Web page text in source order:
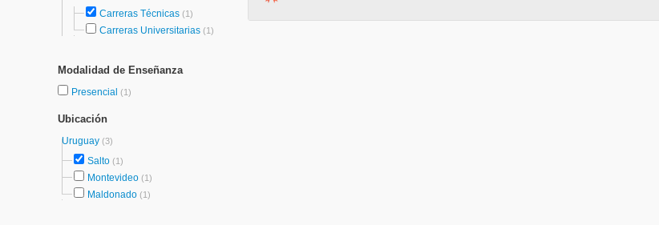
Carreras Técnicas (1)
Carreras Universitarias (1)
Modalidad de Enseñanza
Presencial (1)
Ubicación
Uruguay (3)
Salto (1)
Montevideo (1)
Maldonado (1)